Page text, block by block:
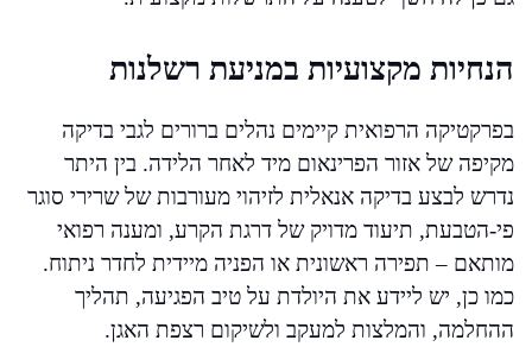
הנחיות מקצועיות במניעת רשלנות
בפרקטיקה הרפואית קיימים נהלים ברורים לגבי בדיקה
מקיפה של אזור הפרינאום מיד לאחר הלידה. בין היתר
נדרש לבצע בדיקה אנאלית לזיהוי מעורבות של שרירי סוגר
פי-הטבעת, תיעוד מדויק של דרגת הקרע, ומענה רפואי
מותאם – תפירה ראשונית או הפניה מיידית לחדר ניתוח.
כמו כן, יש ליידע את היולדת על טיב הפגיעה, תהליך
ההחלמה, והמלצות למעקב ולשיקום רצפת האגן.